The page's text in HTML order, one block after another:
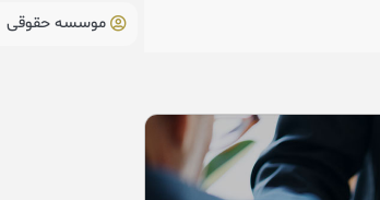
موسسه حقوقی